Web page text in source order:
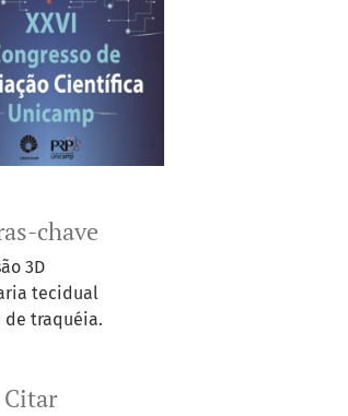
chave
3D
tecidual
de traquéia.
Citar